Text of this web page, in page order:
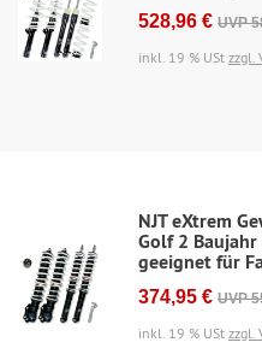
528,96 € UVP
inkl. 19 % USt zzgl.
NJT eXtrem
Golf 2
geeignet für
374,95 € UVP
inkl. 19 % USt zzgl.